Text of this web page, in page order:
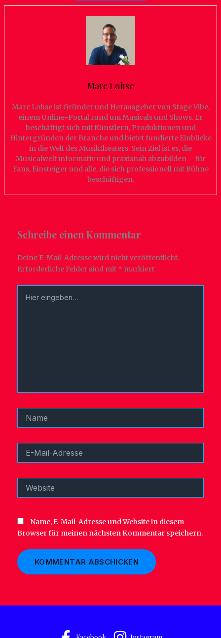
Marc Lohse
Marc Lohse ist Gründer und Herausgeber von Stage Vibe,
einem Online-Portal rund um Musicals und Shows. Er
beschäftigt sich mit Künstlern, Produktionen und
Hintergründen der Branche und bietet fundierte Einblicke
in die Welt des Musiktheaters. Sein Ziel ist es, die
Musicalwelt informativ und praxisnah abzubilden – für
Fans, Einsteiger und alle, die sich professionell mit Bühne
beschäftigen.
Schreibe einen Kommentar
Deine E-Mail-Adresse wird nicht veröffentlicht.
Erforderliche Felder sind mit * markiert
eingeben…
Mail-
Name, E-Mail-Adresse und Website in diesem
Browser für meinen nächsten Kommentar speichern.